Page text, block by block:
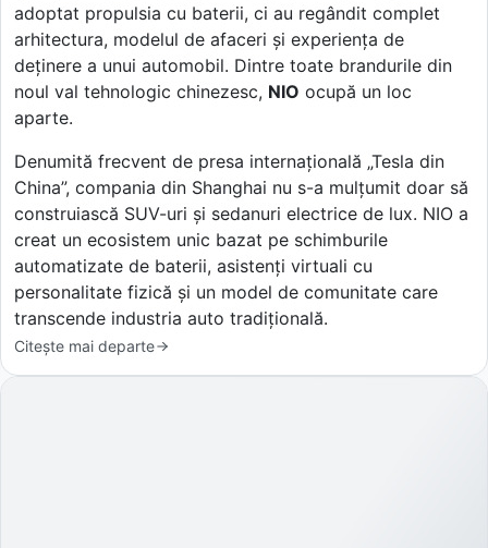
adoptat propulsia cu baterii, ci au regândit complet
arhitectura, modelul de afaceri și experiența de
deținere a unui automobil. Dintre toate brandurile din
noul val tehnologic chinezesc, NIO ocupă un loc
aparte.
Denumită frecvent de presa internațională „Tesla din
China”, compania din Shanghai nu s-a mulțumit doar să
construiască SUV-uri și sedanuri electrice de lux. NIO a
creat un ecosistem unic bazat pe schimburile
automatizate de baterii, asistenți virtuali cu
personalitate fizică și un model de comunitate care
transcende industria auto tradițională.
Citește mai departe